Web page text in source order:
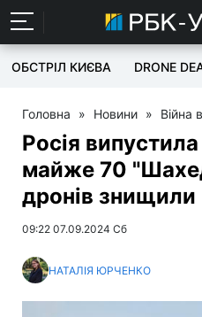
ОБСТРІЛ КИЄВА DRONE
Головна » Новини » Війна
Росія випустила
майже 70
дронів знищили
09:22 07.09.2024 Сб
НАТАЛІЯ ЮРЧЕНКО